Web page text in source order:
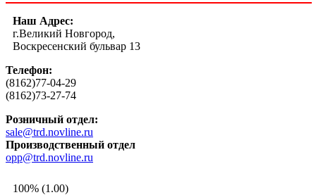
Наш Адрес:
г.Великий Новгород,
Воскресенский бульвар 13
Телефон:
(8162)77-04-29
(8162)73-27-74
Розничный отдел:
sale@trd.novline.ru
Производственный отдел
opp@trd.novline.ru
100% (1.00)